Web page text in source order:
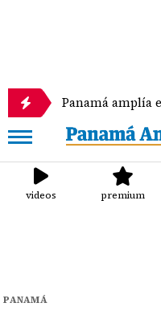
Panamá amplía
videos premium
PANAMÁ